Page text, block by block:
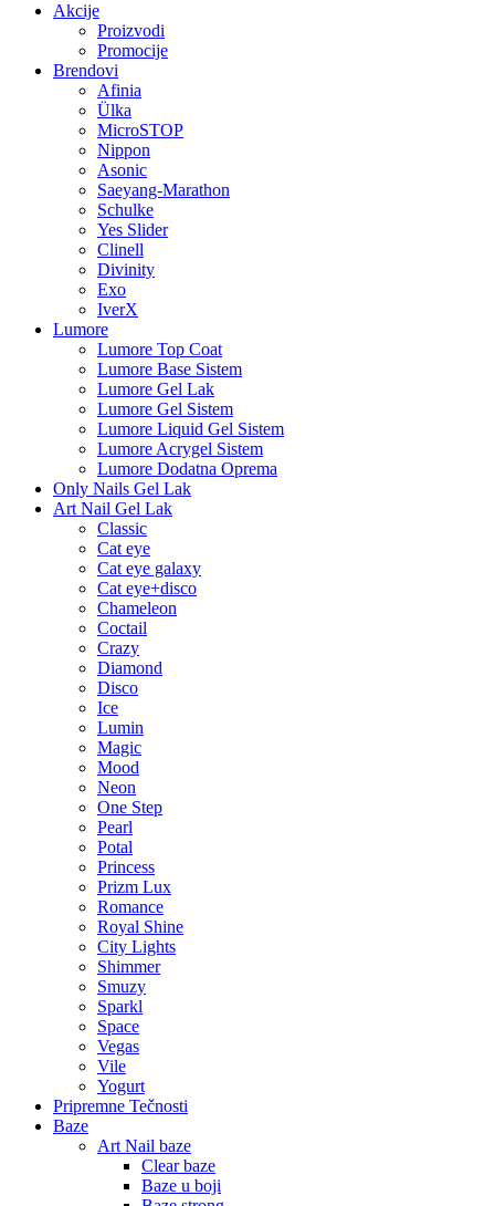
Akcije
Proizvodi
Promocije
Brendovi
Afinia
Ülka
MicroSTOP
Nippon
Asonic
Saeyang-Marathon
Schulke
Yes Slider
Clinell
Divinity
Exo
IverX
Lumore
Lumore Top Coat
Lumore Base Sistem
Lumore Gel Lak
Lumore Gel Sistem
Lumore Liquid Gel Sistem
Lumore Acrygel Sistem
Lumore Dodatna Oprema
Only Nails Gel Lak
Art Nail Gel Lak
Classic
Cat eye
Cat eye galaxy
Cat eye+disco
Chameleon
Coctail
Crazy
Diamond
Disco
Ice
Lumin
Magic
Mood
Neon
One Step
Pearl
Potal
Princess
Prizm Lux
Romance
Royal Shine
City Lights
Shimmer
Smuzy
Sparkl
Space
Vegas
Vile
Yogurt
Pripremne Tečnosti
Baze
Art Nail baze
Clear baze
Baze u boji